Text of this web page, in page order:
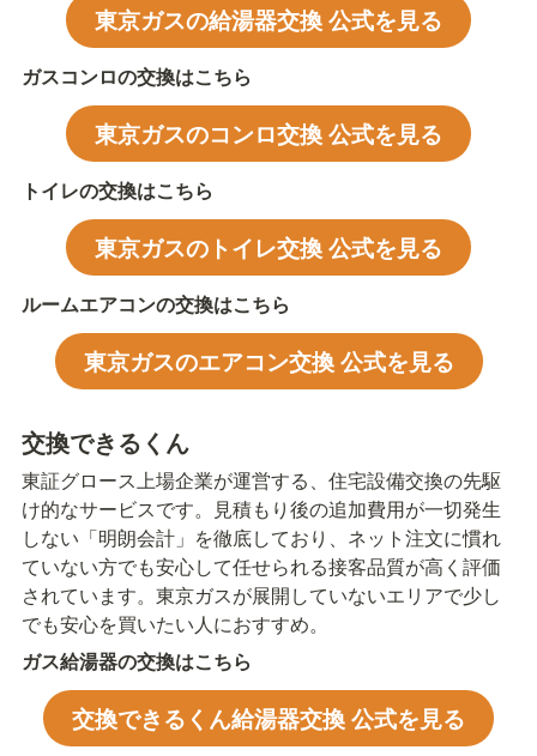
東京ガスの給湯器交換 公式を見る
ガスコンロの交換はこちら
東京ガスのコンロ交換 公式を見る
トイレの交換はこちら
東京ガスのトイレ交換 公式を見る
ルームエアコンの交換はこちら
東京ガスのエアコン交換 公式を見る
交換できるくん
東証グロース上場企業が運営する、住宅設備交換の先駆
け的なサービスです。見積もり後の追加費用が一切発生
しない「明朗会計」を徹底しており、ネット注文に慣れ
ていない方でも安心して任せられる接客品質が高く評価
されています。東京ガスが展開していないエリアで少し
でも安心を買いたい人におすすめ。
ガス給湯器の交換はこちら
交換できるくん給湯器交換 公式を見る